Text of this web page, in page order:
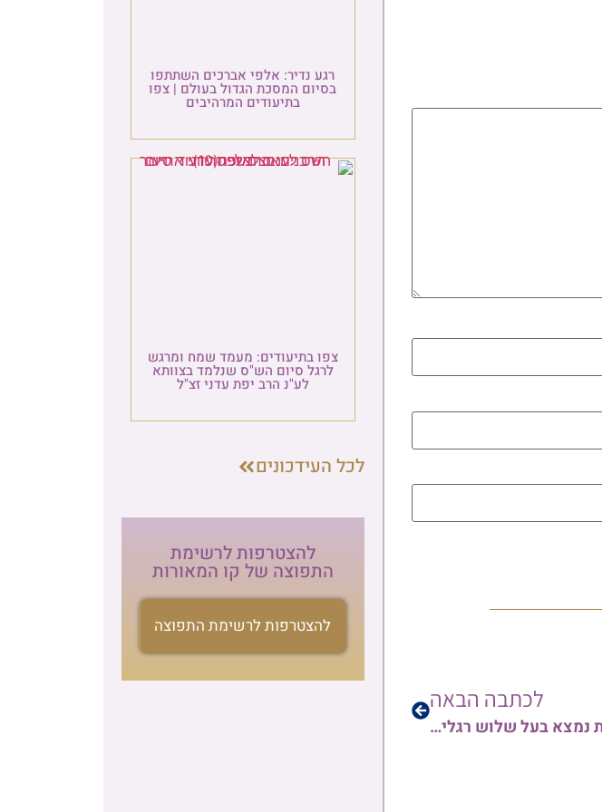
לכתבה הבאה
נדיר מאד: עוף ארוז עם כשרות נמצא בעל שלוש רגליים והובא אל אב"ד מודיעין עילית הגר"י סרי – מה דינו?
רגע נדיר: אלפי אברכים השתתפו
בסיום המסכת הגדול בעולם | צפו
בתיעודים המרהיבים
צפו בתיעודים: מעמד שמח ומרגש
לרגל סיום הש"ס שנלמד בצוותא
לע"נ הרב יפת עדני זצ"ל
לכל העידכונים
להצטרפות לרשימת
התפוצה של קו המאורות
להצטרפות לרשימת התפוצה